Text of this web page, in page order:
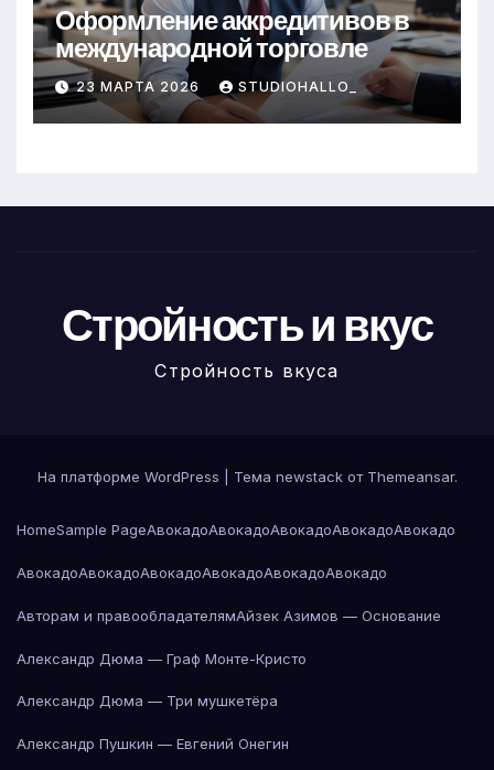
Оформление аккредитивов в
международной торговле
23 МАРТА 2026 STUDIOHALLO_
Стройность и вкус
Стройность вкуса
На платформе WordPress Тема newstack от Themeansar.
HomeSample PageАвокадоАвокадоАвокадоАвокадоАвокадо
АвокадоАвокадоАвокадоАвокадоАвокадоАвокадо
Авторам и правообладателямАйзек Азимов — Основание
Александр Дюма — Граф Монте-Кристо
Александр Дюма — Три мушкетёра
Александр Пушкин — Евгений Онегин